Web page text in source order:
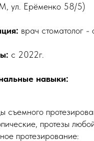
ул. Ерёменко 58/5)
врач стоматолог -
с 2022г.
навыки:
съемного
протезы
протезирование: